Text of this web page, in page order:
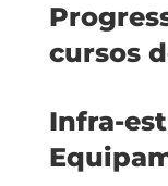
cursos
Infra-